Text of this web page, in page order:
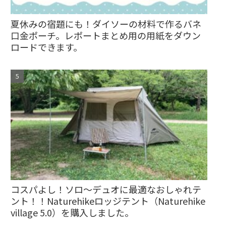
夏休みの宿題にも！ダイソーの材料で作るバネ
口金ポーチ。レポートまとめ用の用紙をダウン
ロードできます。
コスパよし！ソロ〜デュオに最適なおしゃれテ
ント！！Naturehikeロッジテント（Naturehike
village 5.0）を購入しました。